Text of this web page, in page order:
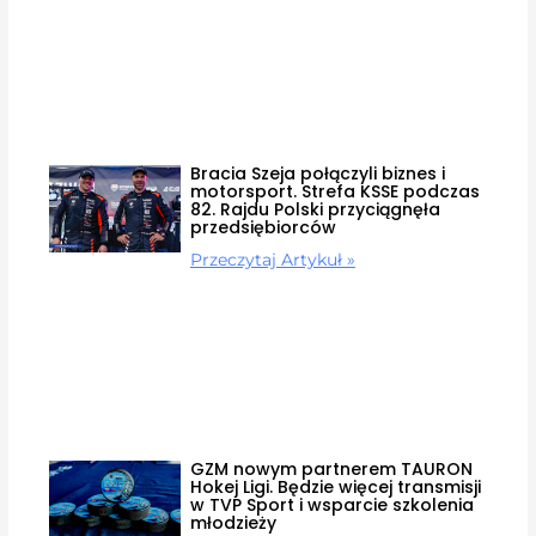
Bracia Szeja połączyli biznes i
motorsport. Strefa KSSE podczas
82. Rajdu Polski przyciągnęła
przedsiębiorców
Przeczytaj Artykuł »
GZM nowym partnerem TAURON
Hokej Ligi. Będzie więcej transmisji
w TVP Sport i wsparcie szkolenia
młodzieży